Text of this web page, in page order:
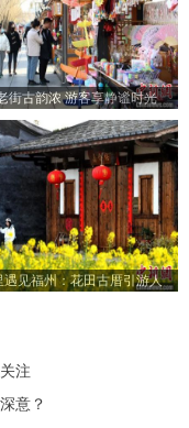
街古韵浓 游客享静谧时光
遇见福州：花田古厝引游人
注
意？